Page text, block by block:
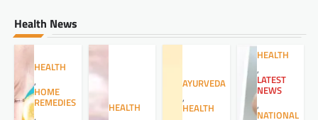
Health News
HEALTH
,
HOME
REMEDIES
,
HEALTH
AYURVEDA
,
HEALTH
HEALTH
,
LATEST
NEWS
,
NATIONAL